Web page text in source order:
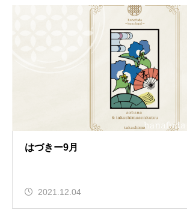
はづきー9月
2021.12.04